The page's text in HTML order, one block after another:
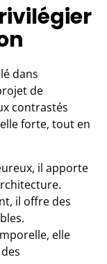
dans
de
contrastés
forte, tout en
il apporte
il offre des
elle